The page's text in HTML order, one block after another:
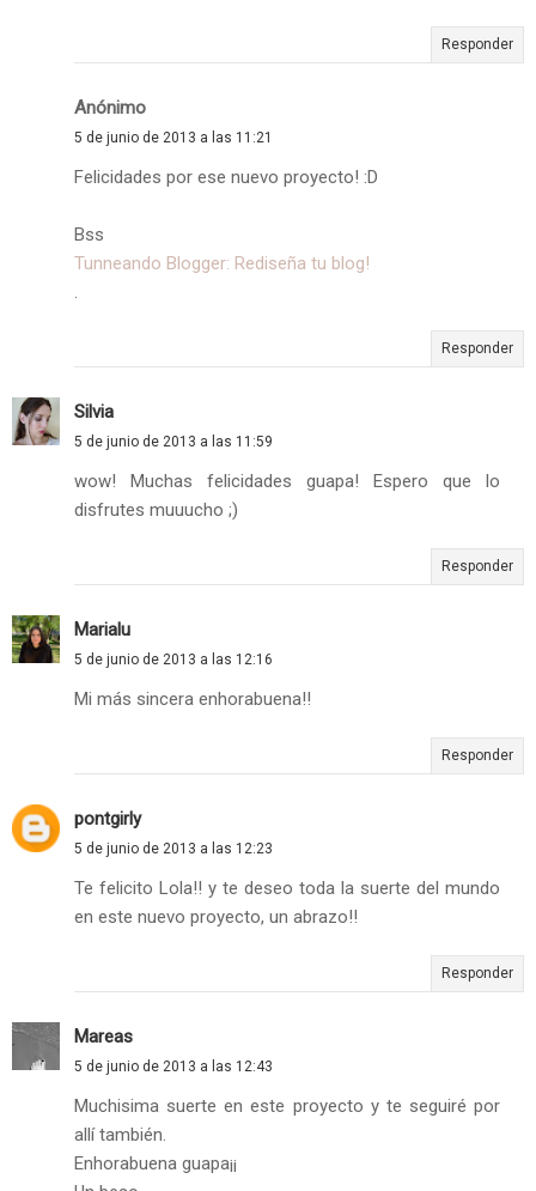
Responder
Anónimo
5 de junio de 2013 a las 11:21
Felicidades por ese nuevo proyecto! :D
Bss
Tunneando Blogger: Rediseña tu blog!
.
Responder
Silvia
5 de junio de 2013 a las 11:59
wow! Muchas felicidades guapa! Espero que lo
disfrutes muuucho ;)
Responder
Marialu
5 de junio de 2013 a las 12:16
Mi más sincera enhorabuena!!
Responder
pontgirly
5 de junio de 2013 a las 12:23
Te felicito Lola!! y te deseo toda la suerte del mundo
en este nuevo proyecto, un abrazo!!
Responder
Mareas
5 de junio de 2013 a las 12:43
Muchisima suerte en este proyecto y te seguiré por
allí también.
Enhorabuena guapa¡¡